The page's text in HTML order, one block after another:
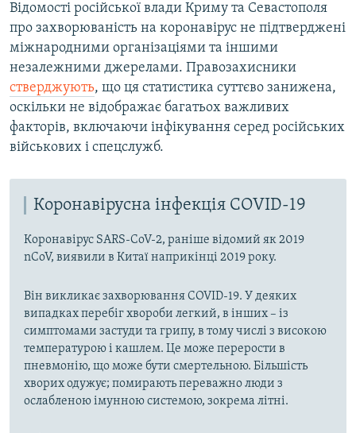
Відомості російської влади Криму та Севастополя
про захворюваність на коронавірус не підтверджені
міжнародними організаціями та іншими
незалежними джерелами. Правозахисники
стверджують, що ця статистика суттєво занижена,
оскільки не відображає багатьох важливих
факторів, включаючи інфікування серед російських
військових і спецслужб.
Коронавірусна інфекція COVID-19
Коронавірус SARS-CoV-2, раніше відомий як 2019
nCoV, виявили в Китаї наприкінці 2019 року.
Він викликає захворювання COVID-19. У деяких
випадках перебіг хвороби легкий, в інших – із
симптомами застуди та грипу, в тому числі з високою
температурою і кашлем. Це може перерости в
пневмонію, що може бути смертельною. Більшість
хворих одужує; помирають переважно люди з
ослабленою імунною системою, зокрема літні.